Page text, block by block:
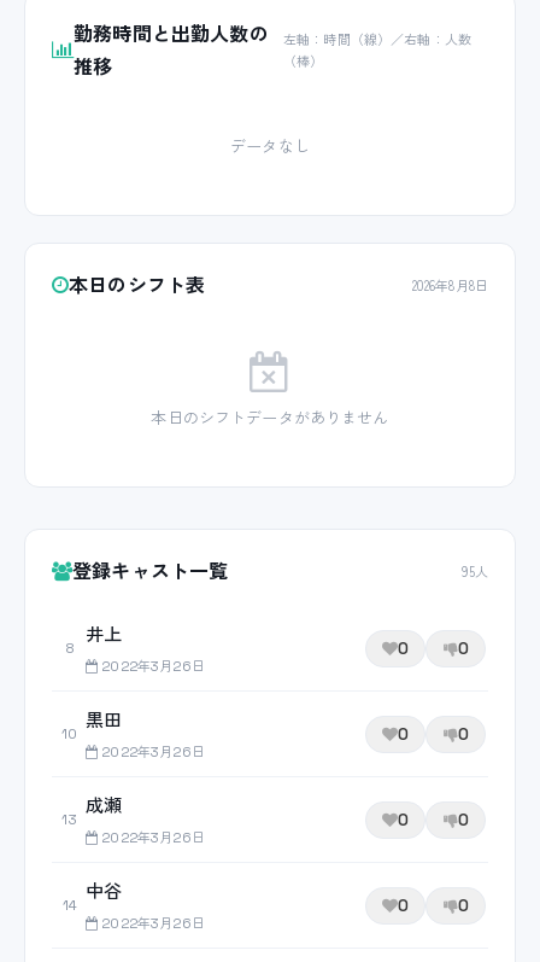
勤務時間と出勤人数の
推移
左軸：時間（線）／右軸：人数
（棒）
データなし
本日のシフト表 2026年8月8日
本日のシフトデータがありません
登録キャスト一覧 95人
8
井上
2022年3月26日
0 0
10
黒田
2022年3月26日
0 0
13
成瀬
2022年3月26日
0 0
14
中谷
2022年3月26日
0 0